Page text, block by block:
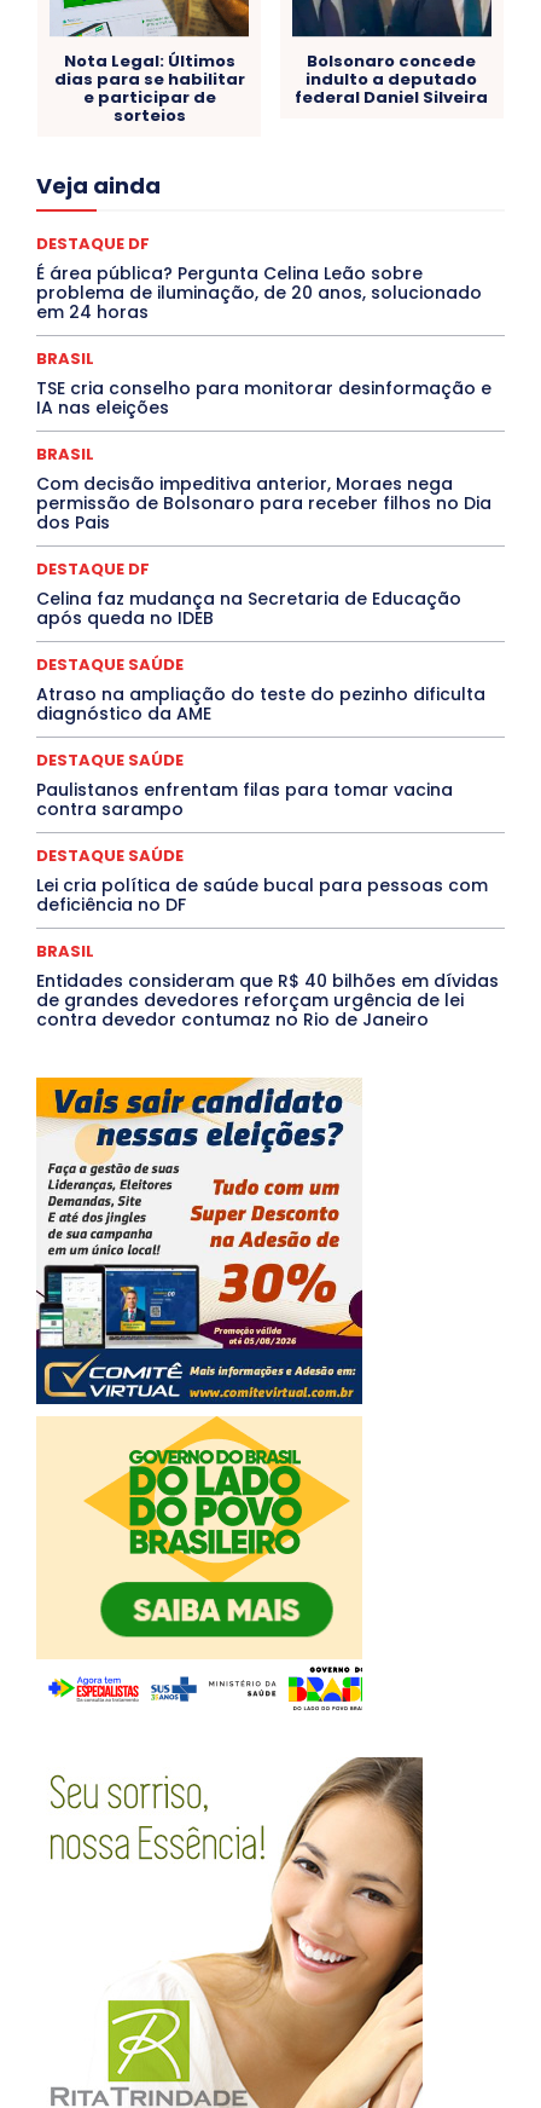
Nota Legal: Últimos
dias para se habilitar
e participar de
sorteios
Bolsonaro concede
indulto a deputado
federal Daniel Silveira
Veja ainda
Acre
Congressuanas & Esplanadumas
Covid-19
Crônica Política Crônicas
Cultura e Tal
DANÇA Dengue
Denuncia
DESTAQUE BRASIL
DESTAQUE DF
DESTAQUE SAÚDE
DESTAQUES OUTROS
Especial
Espírito Santo ESPORTE
ESTÁGIO
EVENTOS
Febre Oropouche
FILMES
Goiás
Jogos Online
JUDICIÁRIO LITERATURA
Maranhão
Marburg
Mato Grosso
Mato Grosso do Sul
MEIO AMBIENTE
MÚSICA
O Plantonista Opinião Oropouche
Pará
Paraíba
PROCESSO SELETIVO
PUBLIEDITORIAL
QUALIFICAÇÃO PROFISSIONAL
RESIDÊNCIA
Rio de Janeiro
Santa Catarina
Saúde Agora
TÁ FROID?
TEATRO TECNOLOGIA
TIC TAC
Tocantins
DESTAQUE DF
É área pública? Pergunta Celina Leão sobre
problema de iluminação, de 20 anos, solucionado
em 24 horas
BRASIL
TSE cria conselho para monitorar desinformação e
IA nas eleições
BRASIL
Com decisão impeditiva anterior, Moraes nega
permissão de Bolsonaro para receber filhos no Dia
dos Pais
DESTAQUE DF
Celina faz mudança na Secretaria de Educação
após queda no IDEB
DESTAQUE SAÚDE
Atraso na ampliação do teste do pezinho dificulta
diagnóstico da AME
DESTAQUE SAÚDE
Paulistanos enfrentam filas para tomar vacina
contra sarampo
DESTAQUE SAÚDE
Lei cria política de saúde bucal para pessoas com
deficiência no DF
BRASIL
Entidades consideram que R$ 40 bilhões em dívidas
de grandes devedores reforçam urgência de lei
contra devedor contumaz no Rio de Janeiro